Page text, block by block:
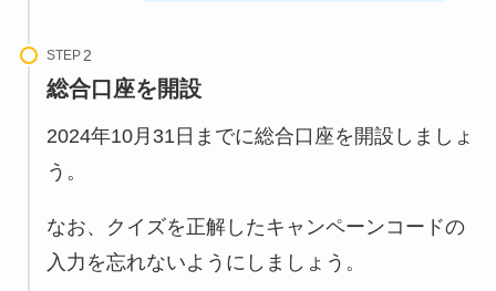
STEP
総合口座を開設
2024年10月31日までに総合口座を開設しましょ
う。
なお、クイズを正解したキャンペーンコードの
入力を忘れないようにしましょう。